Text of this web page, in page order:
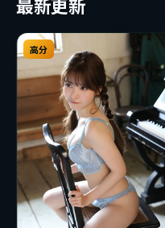
最新更新
高分